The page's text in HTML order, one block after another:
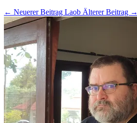
← Neuerer Beitrag Laob Älterer Beitrag →